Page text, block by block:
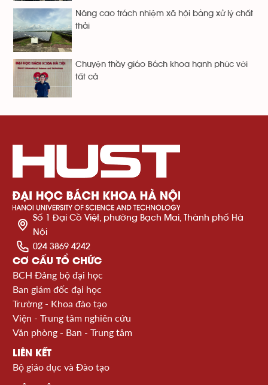
Nâng cao trách nhiệm xã hội bằng xử lý chất
thải
Chuyện thầy giáo Bách khoa hạnh phúc với
tất cả
Số 1 Đại Cồ Việt, phường Bạch Mai, Thành phố Hà
Nội
024 3869 4242
CƠ CẤU TỔ CHỨC
BCH Đảng bộ đại học
Ban giám đốc đại học
Trường - Khoa đào tạo
Viện - Trung tâm nghiên cứu
Văn phòng - Ban - Trung tâm
LIÊN KẾT
Bộ giáo dục và Đào tạo